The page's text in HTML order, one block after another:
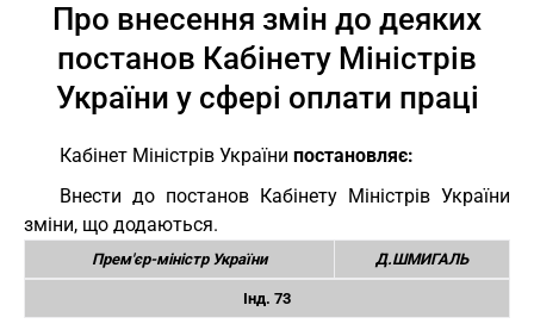
Про внесення змін до деяких
постанов Кабінету Міністрів
України у сфері оплати праці
Кабінет Міністрів України постановляє:
Внести до постанов Кабінету Міністрів України
зміни, що додаються.
Прем'єр-міністр України Д.ШМИГАЛЬ
Інд. 73